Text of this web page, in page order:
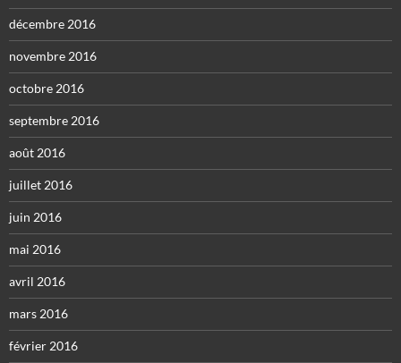
décembre 2016
novembre 2016
octobre 2016
septembre 2016
août 2016
juillet 2016
juin 2016
mai 2016
avril 2016
mars 2016
février 2016